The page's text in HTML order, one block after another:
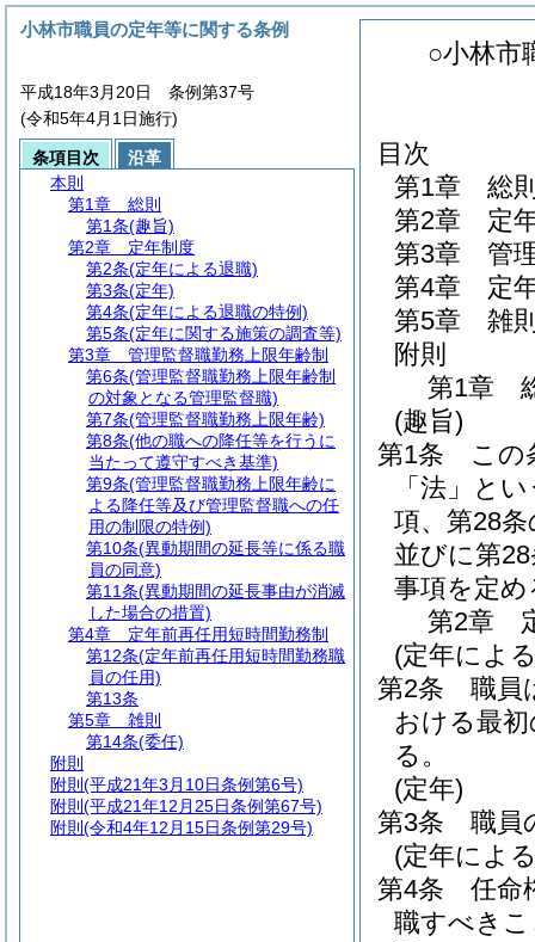
○小林市
目次
第1章
総
第2章
定
第3章
管
第4章
定
第5章
雑
附則
第1章
(趣旨)
第1条
この
「法」と
項、第28
並びに第
事項を定
第2章
(定年によ
第2条
職員
おける最
る。
(定年)
第3条
職員
(定年によ
第4条
任命
職すべき
小林市職員の定年等に関する条例
平成18年3月20日 条例第37号
(令和5年4月1日施行)
条項目次
沿革
本則
第1章
総則
第1条(趣旨)
第2章
定年制度
第2条(定年による退職)
第3条(定年)
第4条(定年による退職の特例)
第5条(定年に関する施策の調査等)
第3章
管理監督職勤務上限年齢制
第6条(管理監督職勤務上限年齢制
の対象となる管理監督職)
第7条(管理監督職勤務上限年齢)
第8条(他の職への降任等を行うに
当たって遵守すべき基準)
第9条(管理監督職勤務上限年齢に
よる降任等及び管理監督職への任
用の制限の特例)
第10条(異動期間の延長等に係る職
員の同意)
第11条(異動期間の延長事由が消滅
した場合の措置)
第4章
定年前再任用短時間勤務制
第12条(定年前再任用短時間勤務職
員の任用)
第13条
第5章
雑則
第14条(委任)
附則
附則 (平成21年3月10日条例第6号)
附則 (平成21年12月25日条例第67号)
附則 (令和4年12月15日条例第29号)